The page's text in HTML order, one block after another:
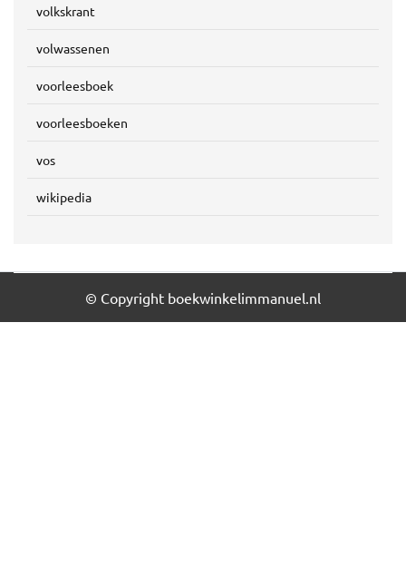
volkskrant
volwassenen
voorleesboek
voorleesboeken
vos
wikipedia
© Copyright boekwinkelimmanuel.nl